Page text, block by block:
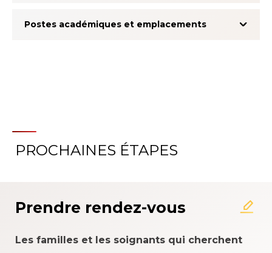
Postes académiques et emplacements
À propos du système
PROCHAINES ÉTAPES
Prendre rendez-vous
Les familles et les soignants qui cherchent